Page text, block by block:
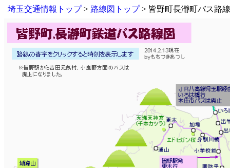
埼玉交通情報トップ> 路線図トップ> 皆野町長瀞町バス路